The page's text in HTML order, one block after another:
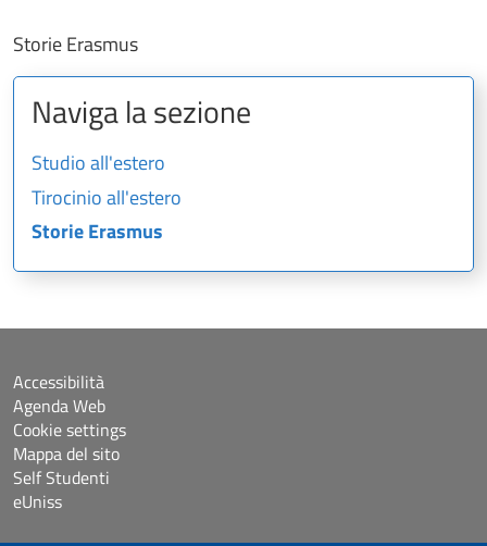
Storie Erasmus
Naviga la sezione
Studio all'estero
Tirocinio all'estero
Storie Erasmus
Accessibilità
Agenda Web
Cookie settings
Mappa del sito
Self Studenti
eUniss